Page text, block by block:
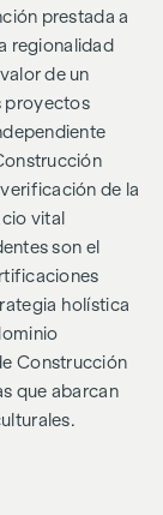
prestada a
regionalidad
de un
proyectos
de la
vital
son el
holística
Construcción
que abarcan